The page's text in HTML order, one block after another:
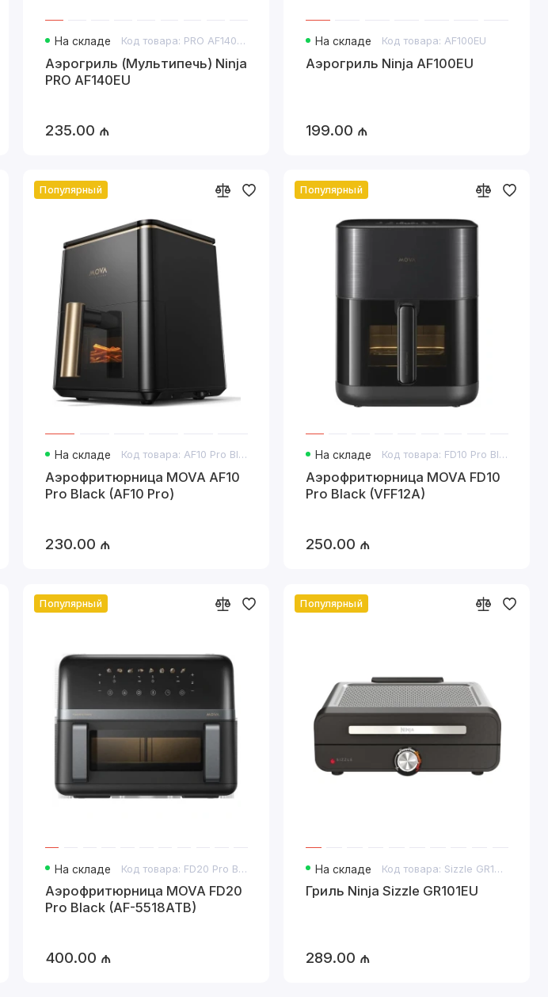
На складе Код товара: PRO AF140EU
Аэрогриль (Мультипечь) Ninja
PRO AF140EU
235.00 ₼
На складе Код товара: AF100EU
Аэрогриль Ninja AF100EU
199.00 ₼
Популярный
На складе Код товара: AF10 Pro Black
Аэрофритюрница MOVA AF10
Pro Black (AF10 Pro)
230.00 ₼
Популярный
На складе Код товара: FD10 Pro Black
Аэрофритюрница MOVA FD10
Pro Black (VFF12A)
250.00 ₼
Популярный
На складе Код товара: FD20 Pro Black
Аэрофритюрница MOVA FD20
Pro Black (AF-5518ATB)
400.00 ₼
Популярный
На складе Код товара: Sizzle GR101EU
Гриль Ninja Sizzle GR101EU
289.00 ₼